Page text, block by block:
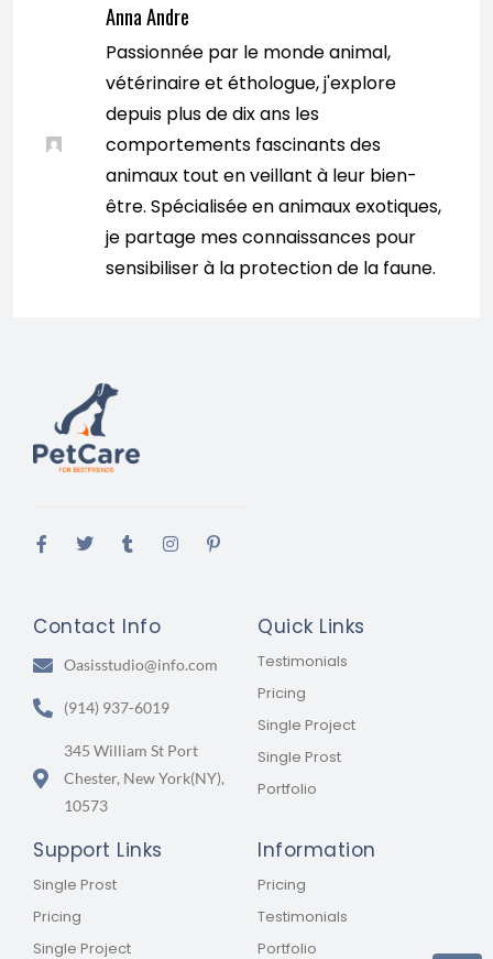
Anna Andre
Passionnée par le monde animal,
vétérinaire et éthologue, j'explore
depuis plus de dix ans les
comportements fascinants des
animaux tout en veillant à leur bien-
être. Spécialisée en animaux exotiques,
je partage mes connaissances pour
sensibiliser à la protection de la faune.
Contact Info
Oasisstudio@info.com
(914) 937-6019
345 William St Port
Chester, New York(NY),
10573
Quick Links
Testimonials
Pricing
Single Project
Single Prost
Portfolio
Support Links
Single Prost
Pricing
Single Project
Information
Pricing
Testimonials
Portfolio